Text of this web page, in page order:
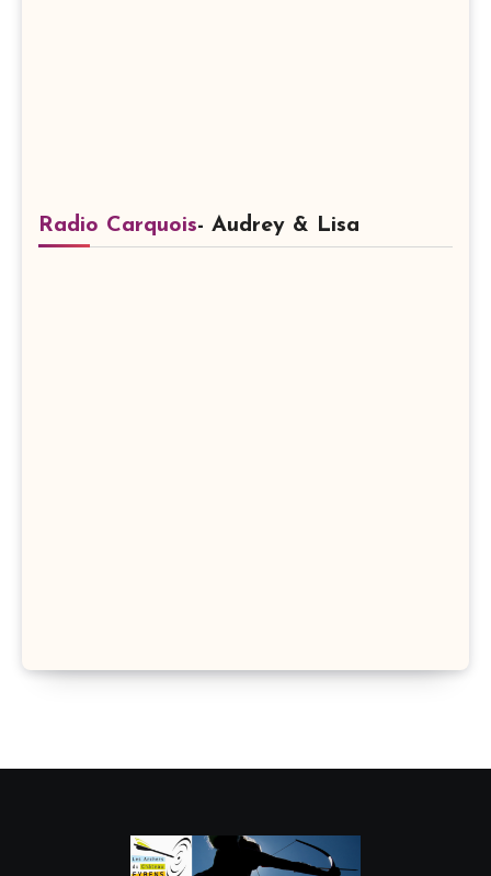
Radio Carquois- Audrey & Lisa